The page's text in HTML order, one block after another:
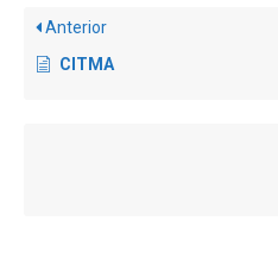
Anterior
CITMA